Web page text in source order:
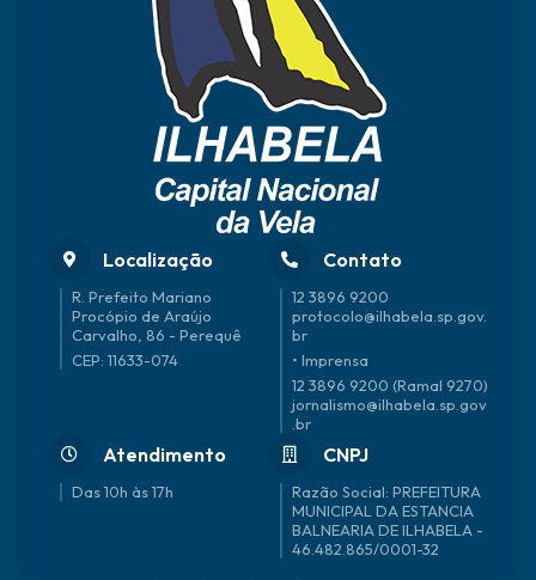
Localização
R. Prefeito Mariano
Procópio de Araújo
Carvalho, 86 - Perequê
CEP: 11633-074
Contato
12 3896 9200
protocolo@ilhabela.sp.gov.
br
• Imprensa
12 3896 9200 (Ramal 9270)
jornalismo@ilhabela.sp.gov
.br
Atendimento
Das 10h às 17h
CNPJ
46.482.865/0001-32